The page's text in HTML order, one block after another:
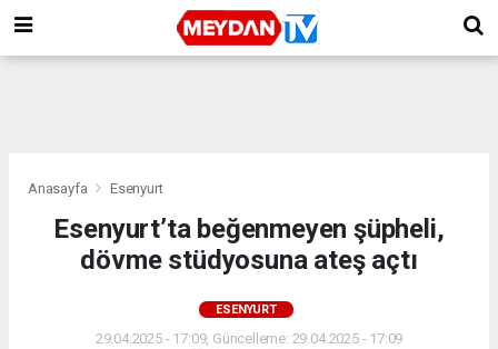
Anasayfa Esenyurt
Esenyurt’ta beğenmeyen şüpheli,
dövme stüdyosuna ateş açtı
ESENYURT
29.04.2025 - 17:09, Güncelleme: 29.04.2025 - 17:09